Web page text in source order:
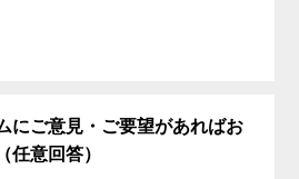
にご意見・ご要望があればお
任意回答）